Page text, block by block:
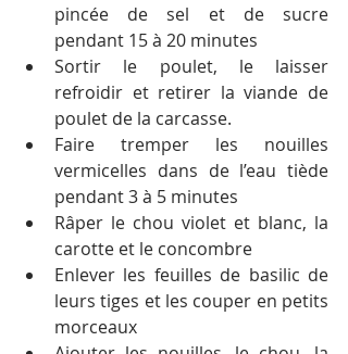
pincée de sel et de sucre
pendant 15 à 20 minutes
Sortir le poulet, le laisser
refroidir et retirer la viande de
poulet de la carcasse.
Faire tremper les nouilles
vermicelles dans de l’eau tiède
pendant 3 à 5 minutes
Râper le chou violet et blanc, la
carotte et le concombre
Enlever les feuilles de basilic de
leurs tiges et les couper en petits
morceaux